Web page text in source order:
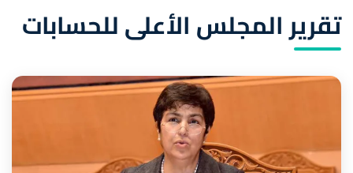
تقرير المجلس الأعلى للحسابات